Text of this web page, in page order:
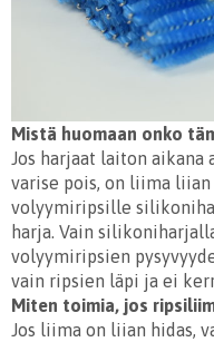
Mistä huomaan onko
Jos harjaat laiton aikana
varise pois, on liima
volyymiripsille
harja. Vain
volyymiripsien
vain ripsien läpi ja ei
Miten toimia, jos
Jos liima on liian hidas,